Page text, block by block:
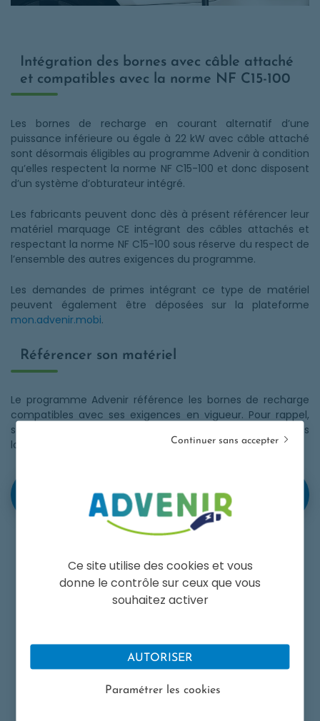
Ce site utilise des cookies et vous
donne le contrôle sur ceux que vous
souhaitez activer
AUTORISER
Continuer sans accepter
Paramétrer les cookies
Intégration des bornes avec câble attaché
et compatibles avec la norme NF C15-100
Les bornes de recharge en courant alternatif d’une
puissance inférieure ou égale à 22 kW avec câble attaché
sont désormais éligibles au programme Advenir à condition
qu’elles respectent la norme NF C15-100 et donc disposent
d’un système d’obturateur intégré.
Les fabricants peuvent donc dès à présent référencer leur
matériel marquage CE intégrant des câbles attachés et
respectant la norme NF C15-100 sous réserve du respect de
l’ensemble des autres exigences du programme.
Les demandes de primes intégrant ce type de matériel
peuvent également être déposées sur la plateforme
mon.advenir.mobi.
Référencer son matériel
Le programme Advenir référence les bornes de recharge
compatibles avec ses exigences en vigueur. Pour rappel,
seuls les matériels référencés peuvent être sélectionnés
lors de la constitution d’une demande de prime Advenir.
MATÉRIELOPENS IN A NEW
Facebook. Ouvre une nouvelle fenêtre.
Twitter. Ouvre une nouvelle
LinkedIn. Ouvre une
retour aux actualités